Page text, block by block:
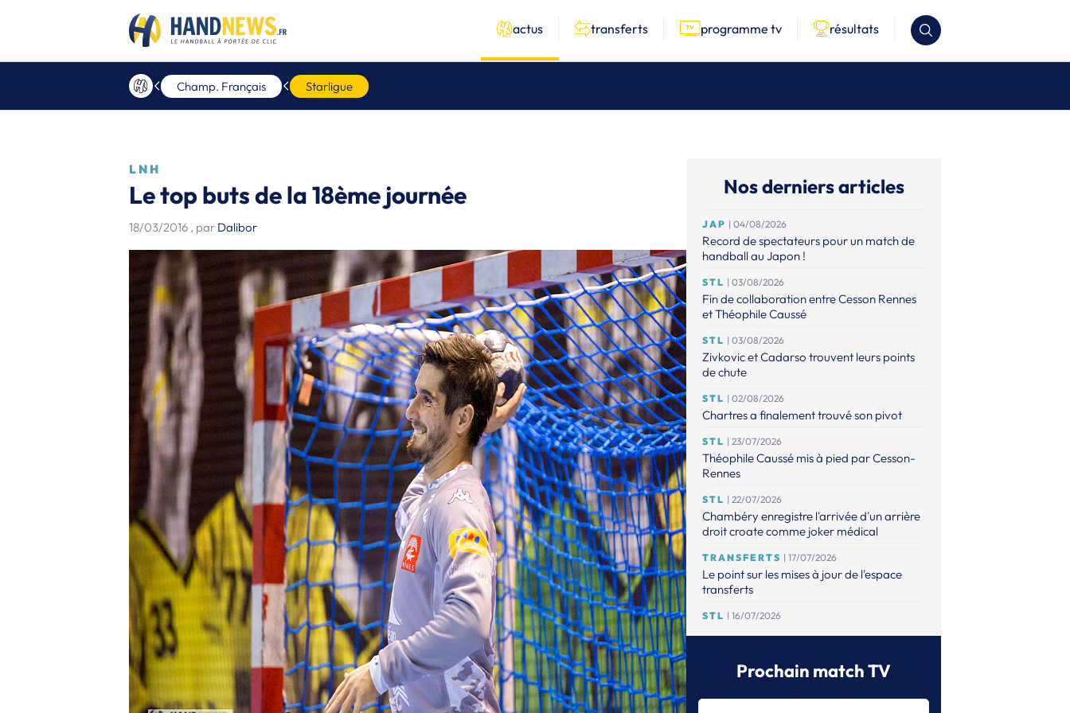
actus transferts programme tv résultats
Champ. Français Starligue
LNH
Le top buts de la 18ème journée
18/03/2016 , par Dalibor
Nos derniers articles
JAP | 04/08/2026
Record de spectateurs pour un match de
handball au Japon !
STL | 03/08/2026
Fin de collaboration entre Cesson Rennes
et Théophile Caussé
STL | 03/08/2026
Zivkovic et Cadarso trouvent leurs points
de chute
STL | 02/08/2026
Chartres a finalement trouvé son pivot
STL | 23/07/2026
Théophile Caussé mis à pied par Cesson-
Rennes
STL | 22/07/2026
Chambéry enregistre l'arrivée d'un arrière
droit croate comme joker médical
TRANSFERTS | 17/07/2026
Le point sur les mises à jour de l'espace
transferts
STL | 16/07/2026
Théophile Caussé placé en détention
habituelles et viol sur sa compagne
Prochain match TV